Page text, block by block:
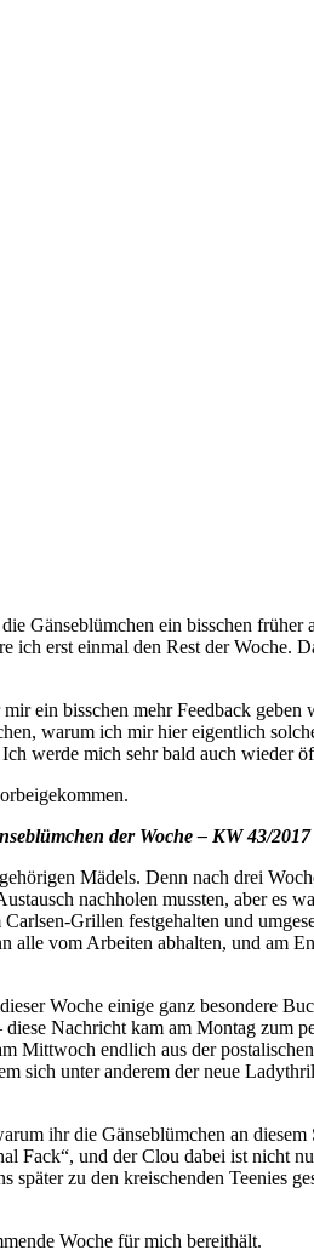
Gänseblümchen ein bisschen
ich erst einmal den Rest der
ein bisschen mehr Feedback
warum ich mir hier eigentlich
werde mich sehr bald auch wieder
der Woche – KW 43/2017
Mädels. Denn nach drei
nachholen mussten, aber es
Grillen festgehalten und
vom Arbeiten abhalten, und am
Woche einige ganz besondere
Nachricht kam am Montag zum
Mittwoch endlich aus der
sich unter anderem der neue
ihr die Gänseblümchen an
Fack“, und der Clou dabei ist nicht
zu den kreischenden Teenies
Woche für mich bereithält.